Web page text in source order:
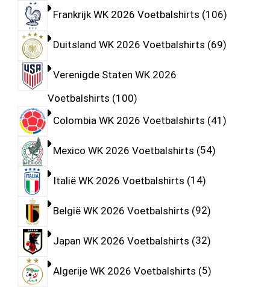
Frankrijk WK 2026 Voetbalshirts 106
Duitsland WK 2026 Voetbalshirts 69
Verenigde Staten WK 2026
Voetbalshirts 100
Colombia WK 2026 Voetbalshirts 41
Mexico WK 2026 Voetbalshirts 54
Italië WK 2026 Voetbalshirts 14
België WK 2026 Voetbalshirts 92
Japan WK 2026 Voetbalshirts 32
Algerije WK 2026 Voetbalshirts 5